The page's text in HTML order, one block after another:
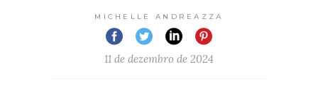
MICHELLE ANDREAZZA
11 de dezembro de 2024